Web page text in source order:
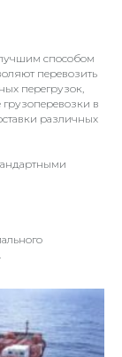
способом
перевозить
перегрузок,
в
различных